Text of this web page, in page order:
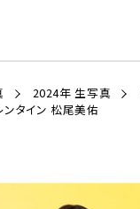
2024年 生写真
タイン 松尾美佑